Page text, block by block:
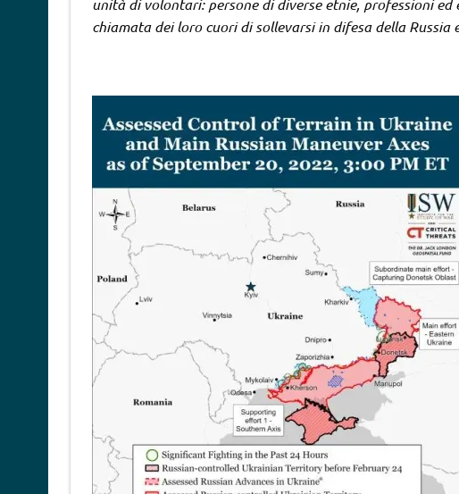
unità di volontari: persone di diverse etnie, professioni
chiamata dei loro cuori di sollevarsi in difesa della Russia